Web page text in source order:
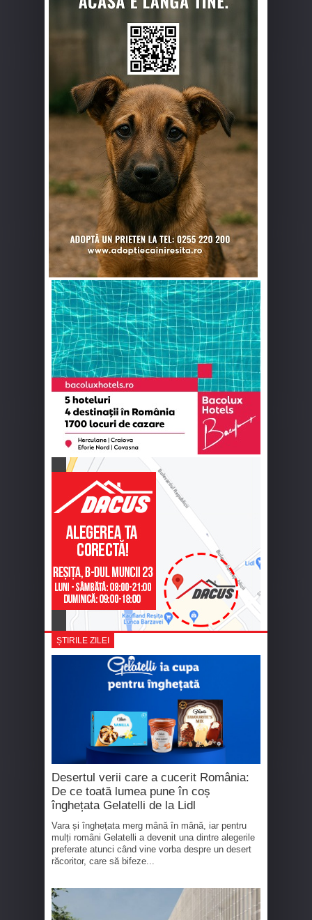
ȘTIRILE ZILEI
Desertul verii care a cucerit România:
De ce toată lumea pune în coș
înghețata Gelatelli de la Lidl
Vara și înghețata merg mână în mână, iar pentru
mulți români Gelatelli a devenit una dintre alegerile
preferate atunci când vine vorba despre un desert
răcoritor, care să bifeze...